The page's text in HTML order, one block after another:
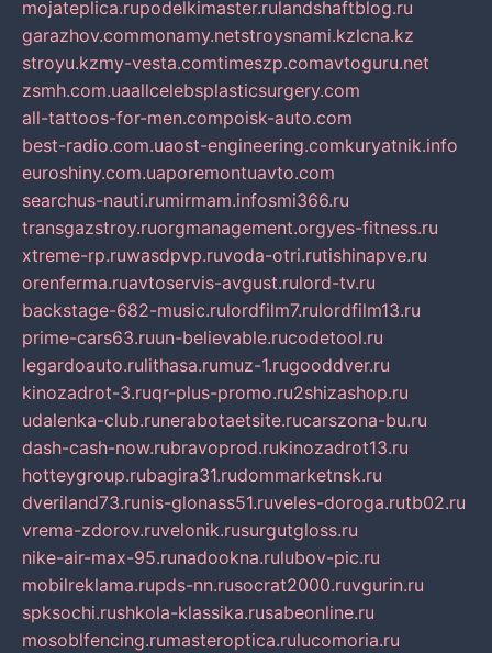
mojateplica.rupodelkimaster.rulandshaftblog.ru
garazhov.commonamy.netstroysnami.kzlcna.kz
stroyu.kzmy-vesta.comtimeszp.comavtoguru.net
zsmh.com.uaallcelebsplasticsurgery.com
all-tattoos-for-men.compoisk-auto.com
best-radio.com.uaost-engineering.comkuryatnik.info
euroshiny.com.uaporemontuavto.com
searchus-nauti.rumirmam.infosmi366.ru
transgazstroy.ruorgmanagement.orgyes-fitness.ru
xtreme-rp.ruwasdpvp.ruvoda-otri.rutishinapve.ru
orenferma.ruavtoservis-avgust.rulord-tv.ru
backstage-682-music.rulordfilm7.rulordfilm13.ru
prime-cars63.ruun-believable.rucodetool.ru
legardoauto.rulithasa.rumuz-1.rugooddver.ru
kinozadrot-3.ruqr-plus-promo.ru2shizashop.ru
udalenka-club.runerabotaetsite.rucarszona-bu.ru
dash-cash-now.rubravoprod.rukinozadrot13.ru
hotteygroup.rubagira31.rudommarketnsk.ru
dveriland73.runis-glonass51.ruveles-doroga.rutb02.ru
vrema-zdorov.ruvelonik.rusurgutgloss.ru
nike-air-max-95.runadookna.rulubov-pic.ru
mobilreklama.rupds-nn.rusocrat2000.ruvgurin.ru
spksochi.rushkola-klassika.rusabeonline.ru
mosoblfencing.rumasteroptica.rulucomoria.ru